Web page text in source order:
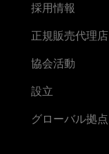
採用情報
正規販売代理店
協会活動
設立
グローバル拠点